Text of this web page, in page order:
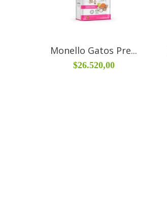
Monello Gatos Pre...
$26.520,00